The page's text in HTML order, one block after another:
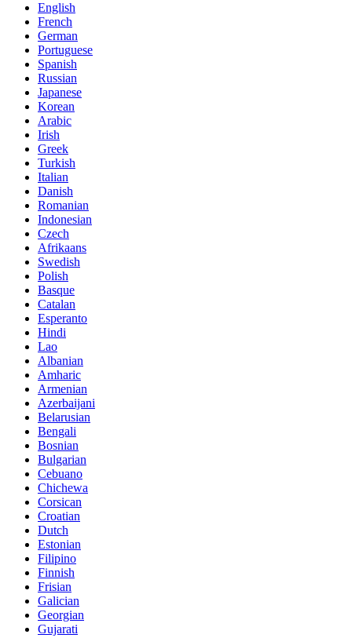
English
French
German
Portuguese
Spanish
Russian
Japanese
Korean
Arabic
Irish
Greek
Turkish
Italian
Danish
Romanian
Indonesian
Czech
Afrikaans
Swedish
Polish
Basque
Catalan
Esperanto
Hindi
Lao
Albanian
Amharic
Armenian
Azerbaijani
Belarusian
Bengali
Bosnian
Bulgarian
Cebuano
Chichewa
Corsican
Croatian
Dutch
Estonian
Filipino
Finnish
Frisian
Galician
Georgian
Gujarati